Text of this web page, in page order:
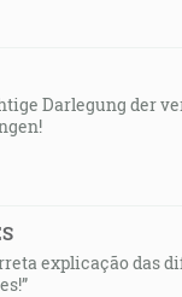
Darlegung der
explicação das